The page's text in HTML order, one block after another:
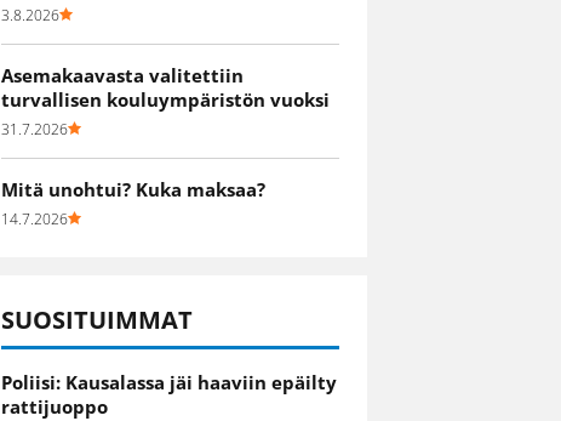
3.8.2026
Asemakaavasta valitettiin
turvallisen kouluympäristön vuoksi
31.7.2026
Mitä unohtui? Kuka maksaa?
14.7.2026
SUOSITUIMMAT
Poliisi: Kausalassa jäi haaviin epäilty
rattijuoppo